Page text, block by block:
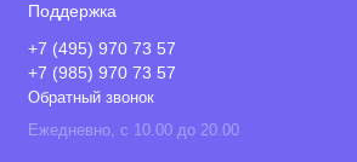
Поддержка
+7 (495) 970 73 57
+7 (985) 970 73 57
Обратный звонок
Ежедневно, с 10.00 до 20.00